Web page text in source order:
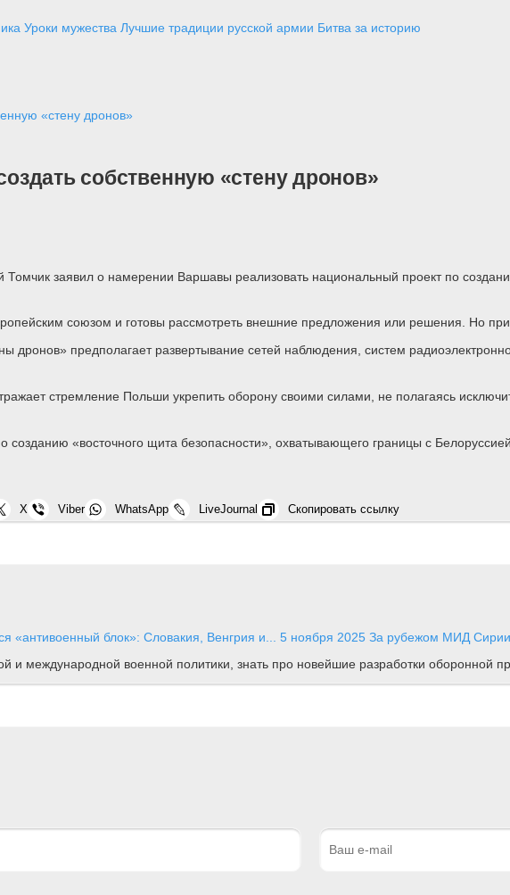
Уроки мужества Лучшие традиции русской армии Битва за историю
«стену дронов»
собственную «стену дронов»
заявил о намерении Варшавы реализовать национальный проект по
союзом и готовы рассмотреть внешние предложения или решения. Но
дронов» предполагает развертывание сетей наблюдения, систем
стремление Польши укрепить оборону своими силами, не полагаясь
созданию «восточного щита безопасности», охватывающего границы с
X Viber WhatsApp LiveJournal Скопировать ссылку
«антивоенный блок»: Словакия, Венгрия и... 5 ноября 2025 За рубежом МИД Сирии
и международной военной политики, знать про новейшие разработки